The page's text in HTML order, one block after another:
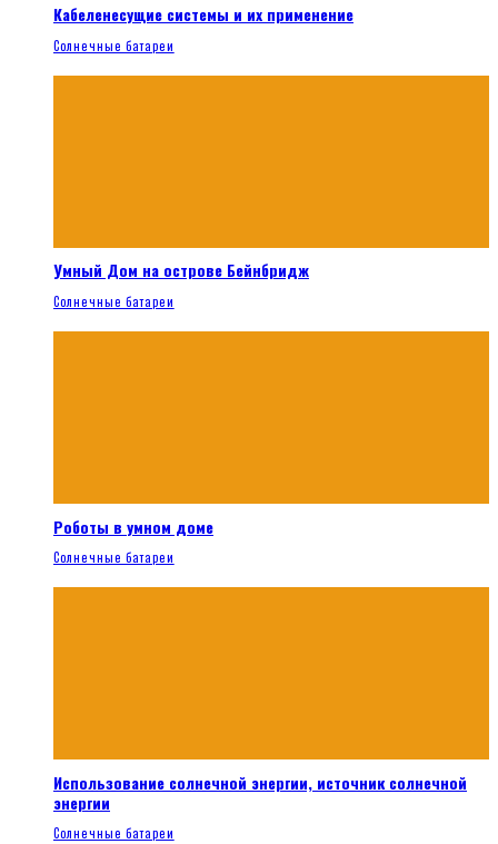
Кабеленесущие системы и их применение
Солнечные батареи
Умный Дом на острове Бейнбридж
Солнечные батареи
Роботы в умном доме
Солнечные батареи
Использование солнечной энергии, источник солнечной
энергии
Солнечные батареи